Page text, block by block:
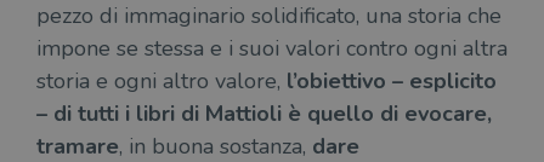
pezzo di immaginario solidificato, una storia che
impone se stessa e i suoi valori contro ogni altra
storia e ogni altro valore, l’obiettivo – esplicito
– di tutti i libri di Mattioli è quello di evocare,
tramare, in buona sostanza, dare